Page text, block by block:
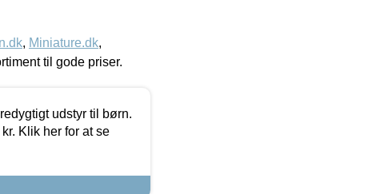
, Miniature.dk,
til gode priser.
udstyr til børn.
Klik her for at se